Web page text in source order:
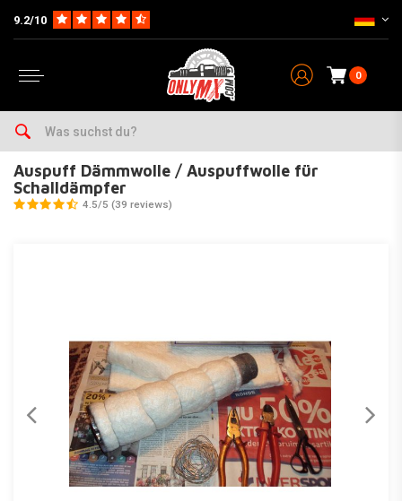
9.2/10
0
Home
Auspuff Dämmwolle / Auspuffwolle für
Schalldämpfer
4.5/5 (39 reviews)